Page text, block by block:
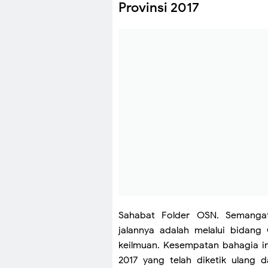
Provinsi 2017
Sahabat Folder OSN.
jalannya adalah melalui
keilmuan. Kesempatan bahagia
2017 yang telah diketik ulang